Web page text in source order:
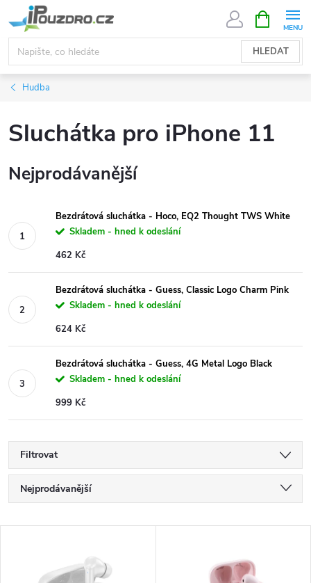
na
obsah
HLEDAT
NÁKUPNÍ
KOŠÍK
Hudba
Sluchátka pro iPhone 11
Nejprodávanější
Bezdrátová sluchátka - Hoco, EQ2 Thought TWS White
Skladem - hned k odeslání
462 Kč
Bezdrátová sluchátka - Guess, Classic Logo Charm Pink
Skladem - hned k odeslání
624 Kč
Bezdrátová sluchátka - Guess, 4G Metal Logo Black
Skladem - hned k odeslání
999 Kč
Filtrovat
Ř
a
Nejprodávanější
Abecedně